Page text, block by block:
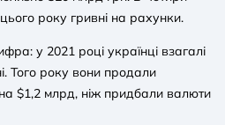
року гривні на рахунки.
у 2021 році українці взагалі
Того року вони продали
$1,2 млрд, ніж придбали валюти